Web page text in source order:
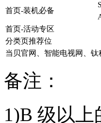
首页-装机必备
首页-活动专区
分类页推荐位
当贝官网、智能电视网、
备注：
1)B 级以